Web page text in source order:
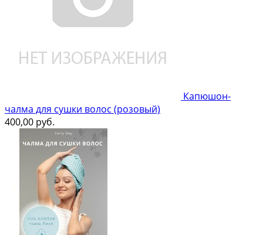
Капюшон-
чалма для сушки волос (розовый)
400,00 руб.